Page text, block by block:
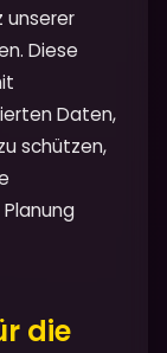
unserer
Diese
Daten,
schützen,
die